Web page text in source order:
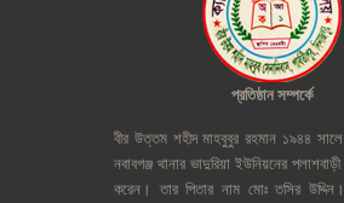
প্রতিষ্ঠান সম্পর্কে
বীর উত্তম শহীদ মাহবুবুর রহমান ১৯৪৪ সালে
নবাবগঞ্জ থানার ভাদুরিয়া ইউনিয়নের পলাশবাড়ী
করেন।
তার পিতার নাম মোঃ তসির উদ্দিন।